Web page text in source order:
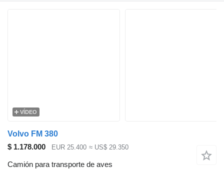
VÍDEO
Volvo FM 380
$ 1.178.000
EUR 25.400 ≈ US$ 29.350
Camión para transporte de aves